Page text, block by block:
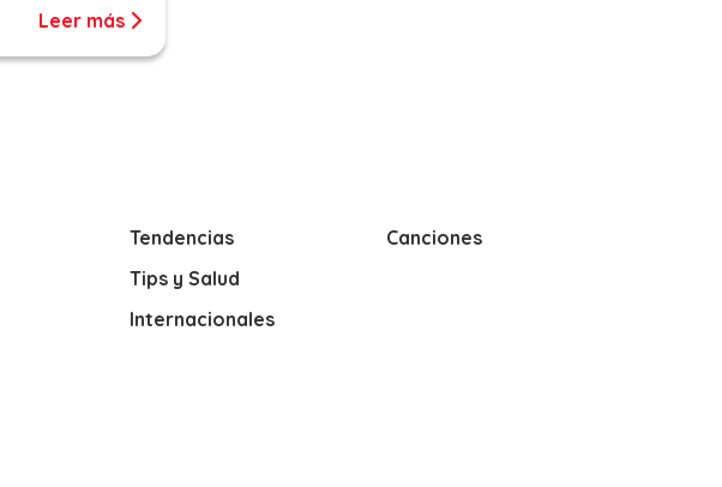
Leer más
Tendencias
Tips y Salud
Internacionales
Canciones